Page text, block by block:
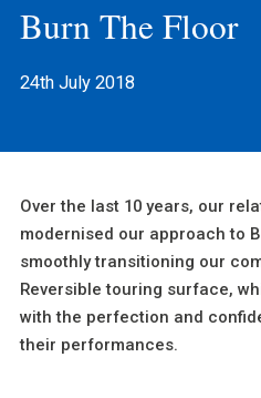
Burn The Floor
24th July 2018
Over the last 10 years, our
modernised our approach to
smoothly transitioning our
Reversible touring surface,
with the perfection and
their performances.